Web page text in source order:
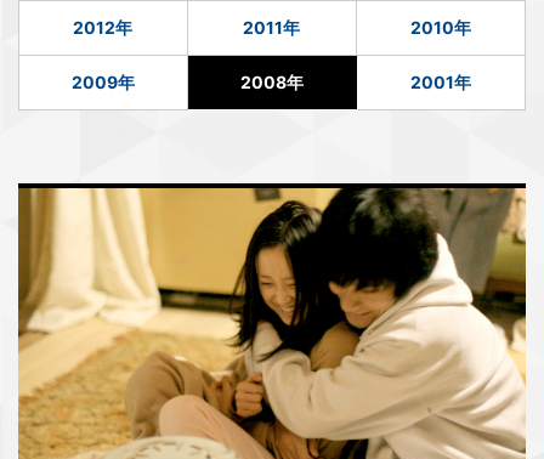
2012年 2011年 2010年
2009年 2008年 2001年